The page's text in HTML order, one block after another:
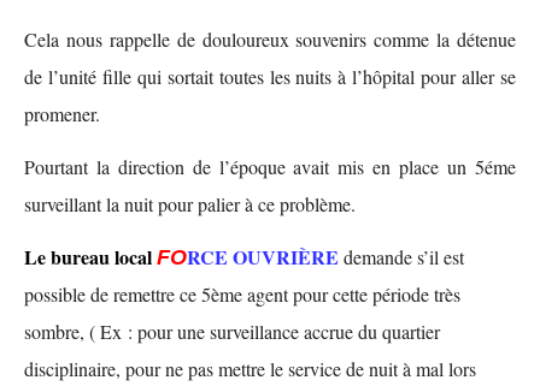
Cela nous rappelle de douloureux souvenirs comme la détenue
de l’unité fille qui sortait toutes les nuits à l’hôpital pour aller se
promener.
Pourtant la direction de l’époque avait mis en place un 5éme
surveillant la nuit pour palier à ce problème.
Le bureau local FORCE OUVRIÈRE demande s’il est
possible de remettre ce 5ème agent pour cette période très
sombre, ( Ex : pour une surveillance accrue du quartier
disciplinaire, pour ne pas mettre le service de nuit à mal lors